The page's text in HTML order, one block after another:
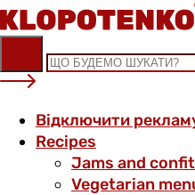
Skip
to
content
Відключити
Recipes
Jams and
Vegetarian